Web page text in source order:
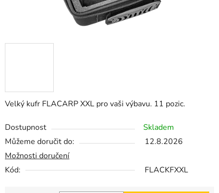
Velký kufr FLACARP XXL pro vaši výbavu. 11 pozic.
Dostupnost
Skladem
Můžeme doručit do:
12.8.2026
Možnosti doručení
Kód:
FLACKFXXL